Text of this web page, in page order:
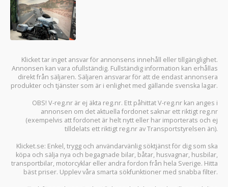
Klicket tar inget ansvar för annonsens innehåll eller tillgänglighet.
Annonsen kan vara ofullständig. Fullständig information kan erhållas
direkt från säljaren. Säljaren ansvarar för att de endast annonsera
produkter och tjänster som är i enlighet med gällande svenska lagar.
OBS! V-reg.nr är ej äkta reg.nr. Ett påhittat V-reg.nr kan anges i
annonsen om det aktuella fordonet saknar ett riktigt reg.nr
(exempelvis att fordonet är helt nytt eller har importerats och ej
tilldelats ett riktigt reg.nr av Transportstyrelsen än).
Klicket.se: Enkel, trygg och användarvänlig söktjänst för dig som ska
köpa och sälja nya och begagnade bilar, båtar, husvagnar, husbilar,
transportbilar, motorcyklar eller andra fordon från hela Sverige. Hitta
bäst priser. Upplev våra smarta sökfunktioner med snabba filter.